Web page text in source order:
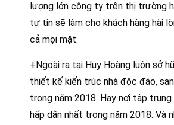
lượng lớn công ty trên thị trường
tự tin sẽ làm cho khách hàng hài
cả mọi mặt.
+Ngoài ra tại Huy Hoàng luôn sở
thiết kế kiến trúc nhà độc đáo,
trong năm 2018. Hay nơi tập trung
hấp dẫn nhất trong năm 2018. Và